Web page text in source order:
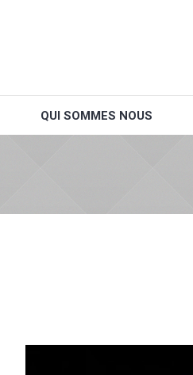
QUI SOMMES NOUS